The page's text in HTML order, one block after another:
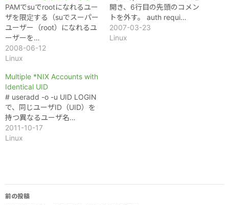
PAMでsuでrootになれるユー
ザを限定する（suでスーパー
ユーザー（root）になれるユ
ーザーを…
2008-06-12
Linux
開き、6行目の先頭のコメン
トを外す。 auth requi…
2007-03-23
Linux
Multiple *NIX Accounts with
Identical UID
# useradd -o -u UID LOGIN
で、同じユーザID（UID）を
持つ異なるユーザ名…
2011-10-17
Linux
投
前の投稿